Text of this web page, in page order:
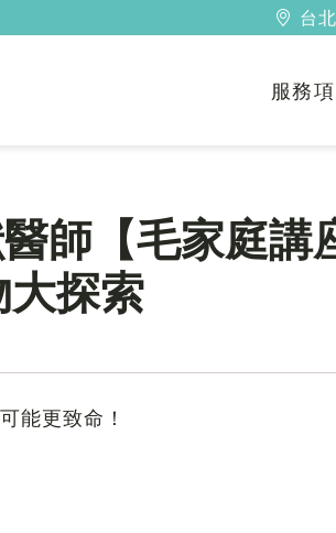
台
服務
師【毛家庭講
探索
能更致命！